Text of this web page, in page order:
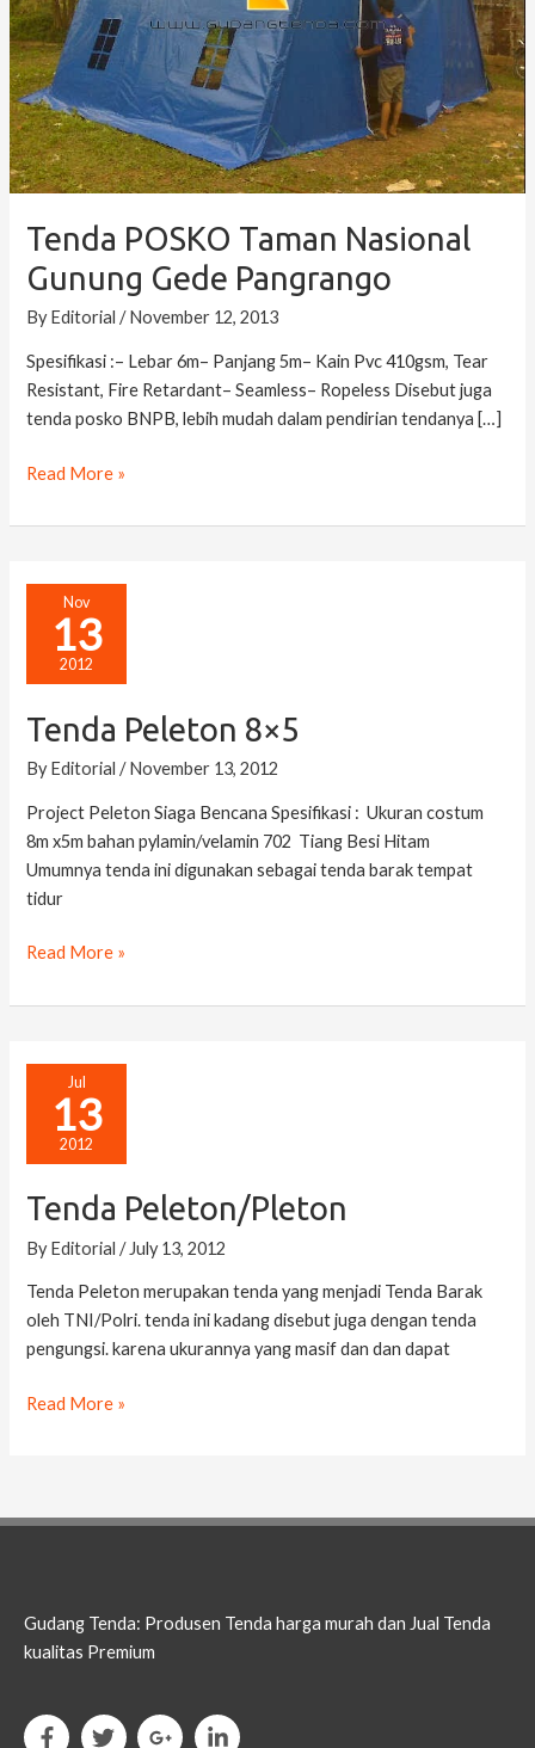
Tenda POSKO Taman Nasional
Gunung Gede Pangrango
ByEditorial/November 12, 2013
Spesifikasi :– Lebar 6m– Panjang 5m– Kain Pvc 410gsm, Tear
Resistant, Fire Retardant– Seamless– Ropeless Disebut juga
tenda posko BNPB, lebih mudah dalam pendirian tendanya […]
Pangrango
Read More »
Nov
13
2012
Tenda Peleton 8×5
ByEditorial/November 13, 2012
Project Peleton Siaga Bencana Spesifikasi : Ukuran costum
8m x5m bahan pylamin/velamin 702 Tiang Besi Hitam
Umumnya tenda ini digunakan sebagai tenda barak tempat
tidur
Tenda
Peleton
Read More »
Jul
13
2012
Tenda Peleton/Pleton
ByEditorial/ July 13, 2012
Tenda Peleton merupakan tenda yang menjadi Tenda Barak
oleh TNI/Polri. tenda ini kadang disebut juga dengan tenda
pengungsi. karena ukurannya yang masif dan dan dapat
Tenda
Peleton/Pleton
Read More »
Gudang Tenda: Produsen Tenda harga murah dan Jual Tenda
kualitas Premium